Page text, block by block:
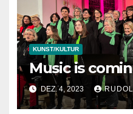
KUNST/KULTUR
Music is
DEZ. 4, 2023